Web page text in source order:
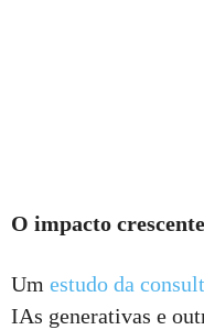
O impacto
Um estudo da
IAs generativas e